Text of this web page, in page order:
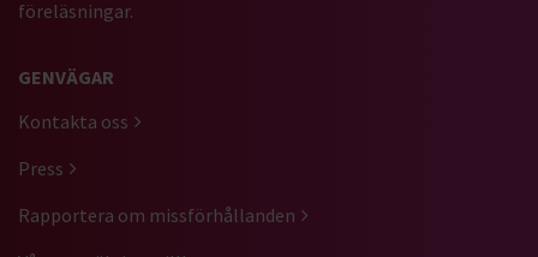
föreläsningar.
GENVÄGAR
Kontakta oss
Press
Rapportera om missförhållanden